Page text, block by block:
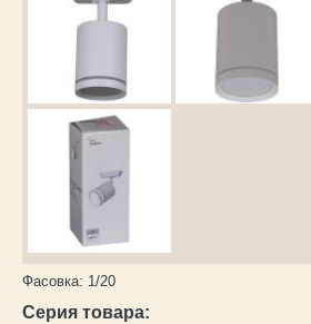
Фасовка: 1/20
Серия товара: